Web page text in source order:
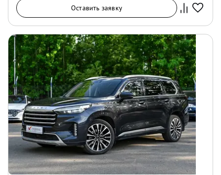
Оставить заявку